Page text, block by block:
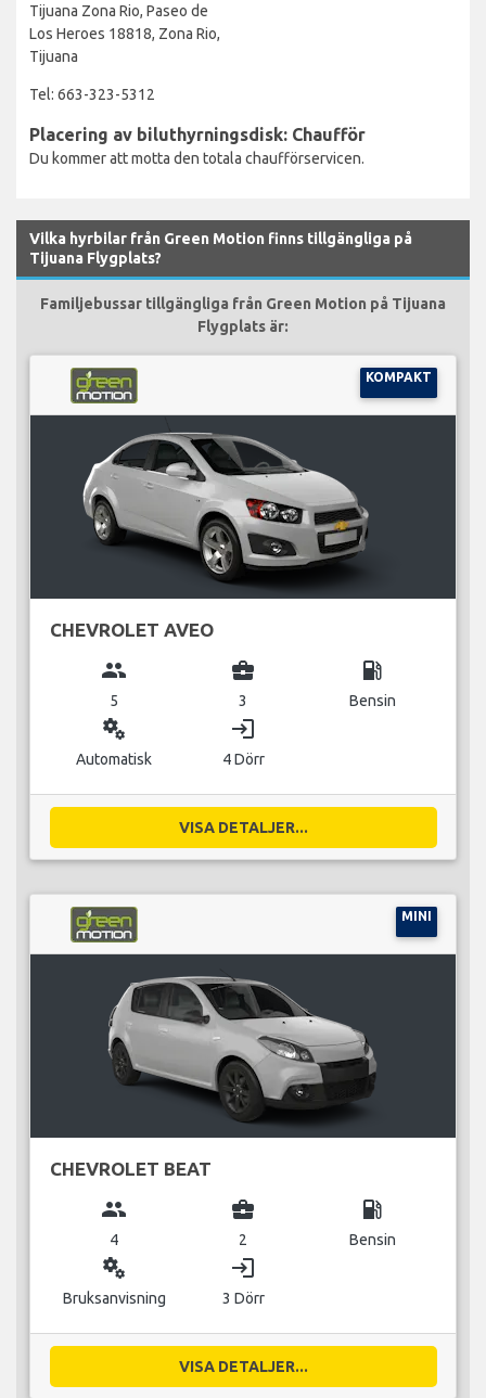
Tijuana Zona Rio, Paseo de
Los Heroes 18818, Zona Rio,
Tijuana
Tel: 663-323-5312
Placering av biluthyrningsdisk: Chaufför
Du kommer att motta den totala chaufförservicen.
Vilka hyrbilar från Green Motion finns tillgängliga på
Tijuana Flygplats?
Familjebussar tillgängliga från Green Motion på Tijuana
Flygplats är:
KOMPAKT
CHEVROLET AVEO
group
5
business_center
3
local_gas_station
Bensin
miscellaneous_services
Automatisk
login
4 Dörr
VISA DETALJER...
MINI
CHEVROLET BEAT
group
4
business_center
2
local_gas_station
Bensin
miscellaneous_services
Bruksanvisning
login
3 Dörr
VISA DETALJER...